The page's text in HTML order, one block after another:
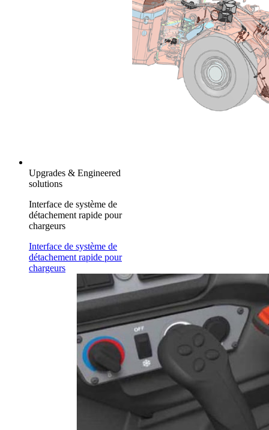
Upgrades & Engineered
solutions
Interface de système de
détachement rapide pour
chargeurs
Interface de système de
détachement rapide pour
chargeurs